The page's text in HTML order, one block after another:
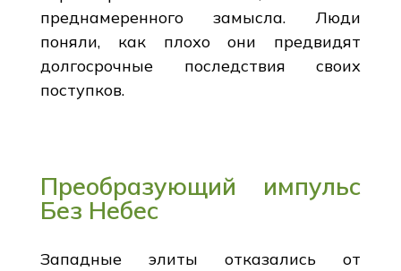
преднамеренного замысла. Люди
поняли, как плохо они предвидят
долгосрочные последствия своих
поступков.
Преобразующий импульс
Без Небес
Западные элиты отказались от